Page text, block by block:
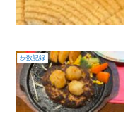
歩数記録